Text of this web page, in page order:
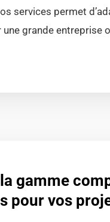
services permet
grande
gamme
pour vos